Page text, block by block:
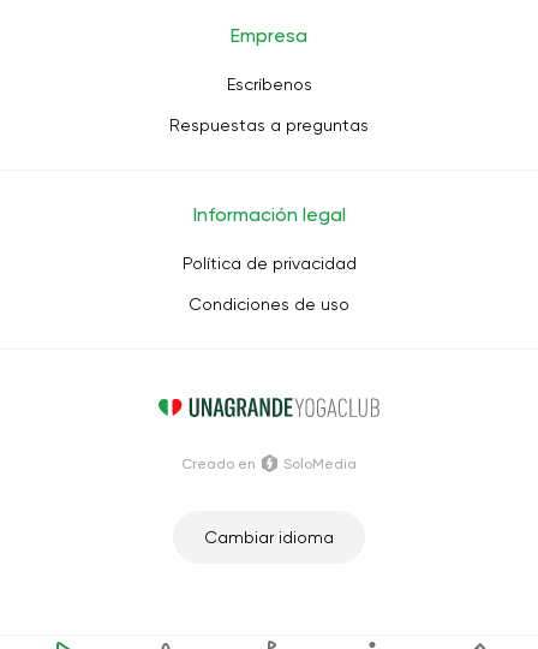
Empresa
Escríbenos
Respuestas a preguntas
Información legal
Política de privacidad
Condiciones de uso
Cambiar idioma
Creado en SoloMedia